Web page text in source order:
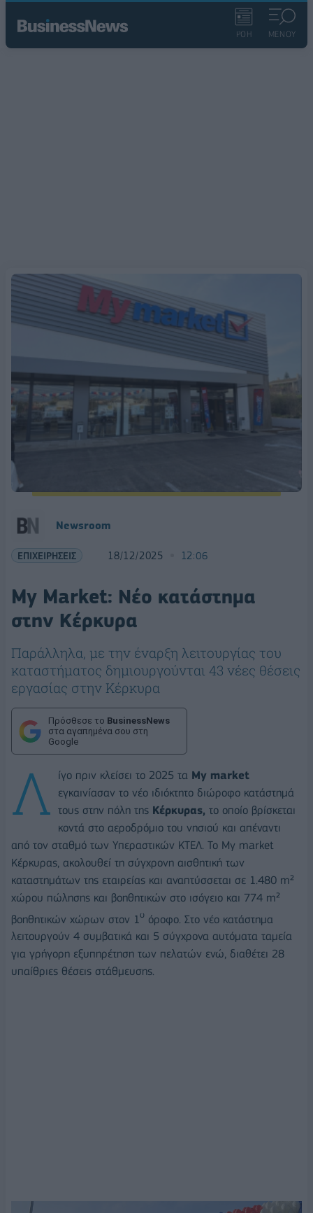
ΡΟΗ ΜΕΝΟΥ
Newsroom
ΕΠΙΧΕΙΡΗΣΕΙΣ 18/12/2025 12:06
My Market: Νέο κατάστημα
στην Κέρκυρα
Παράλληλα, με την έναρξη λειτουργίας του
καταστήματος δημιουργούνται 43 νέες θέσεις
εργασίας στην Κέρκυρα
Πρόσθεσε το BusinessNews
στα αγαπημένα σου στη
Google
Λ ίγο πριν κλείσει το 2025 τα My market
εγκαινίασαν το νέο ιδιόκτητο διώροφο κατάστημά
τους στην πόλη της Κέρκυρας, το οποίο βρίσκεται
κοντά στο αεροδρόμιο του νησιού και απέναντι
από τον σταθμό των Υπεραστικών ΚΤΕΛ. Το My market
Κέρκυρας, ακολουθεί τη σύγχρονη αισθητική των
καταστημάτων της εταιρείας και αναπτύσσεται σε 1.480 m²
χώρου πώλησης και βοηθητικών στο ισόγειο και 774 m²
βοηθητικών χώρων στον 1 ο όροφο. Στο νέο κατάστημα
λειτουργούν 4 συμβατικά και 5 σύγχρονα αυτόματα ταμεία
για γρήγορη εξυπηρέτηση των πελατών ενώ, διαθέτει 28
υπαίθριες θέσεις στάθμευσης.